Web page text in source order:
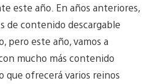
este año. En años anteriores,
de contenido descargable
pero este año, vamos a
mucho más contenido
que ofrecerá varios reinos